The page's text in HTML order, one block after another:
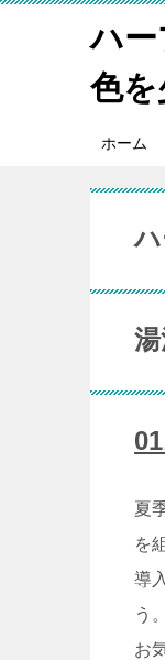
ハ
色
ホーム
夏
を
導
う
お